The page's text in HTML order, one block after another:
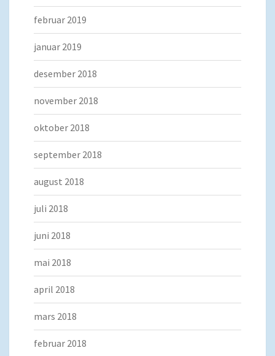
februar 2019
januar 2019
desember 2018
november 2018
oktober 2018
september 2018
august 2018
juli 2018
juni 2018
mai 2018
april 2018
mars 2018
februar 2018